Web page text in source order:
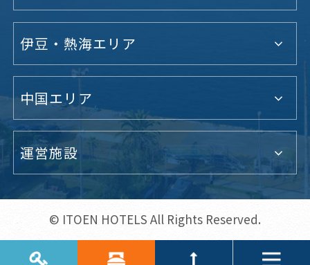
伊豆・熱海エリア
中国エリア
運営施設
© ITOEN HOTELS All Rights Reserved.